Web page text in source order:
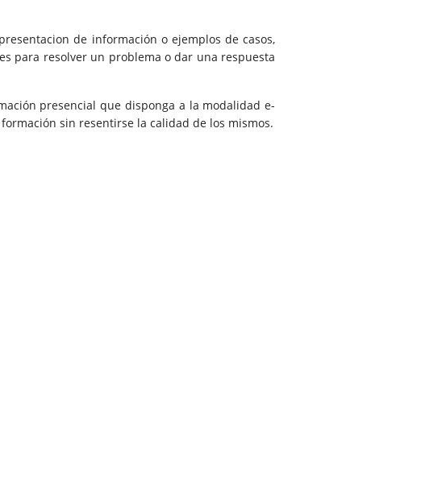
de información o ejemplos de casos,
para resolver un problema o dar una respuesta
presencial que disponga a la modalidad e-
sin resentirse la calidad de los mismos.